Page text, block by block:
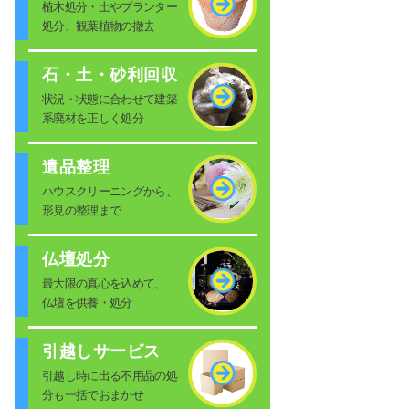
植木処分・土やプランター
処分、観葉植物の撤去
石・土・砂利回収
状況・状態に合わせて建築
系廃材を正しく処分
遺品整理
ハウスクリーニングから、
形見の整理まで
仏壇処分
最大限の真心を込めて、
仏壇を供養・処分
引越しサービス
引越し時に出る不用品の処
分も一括でおまかせ